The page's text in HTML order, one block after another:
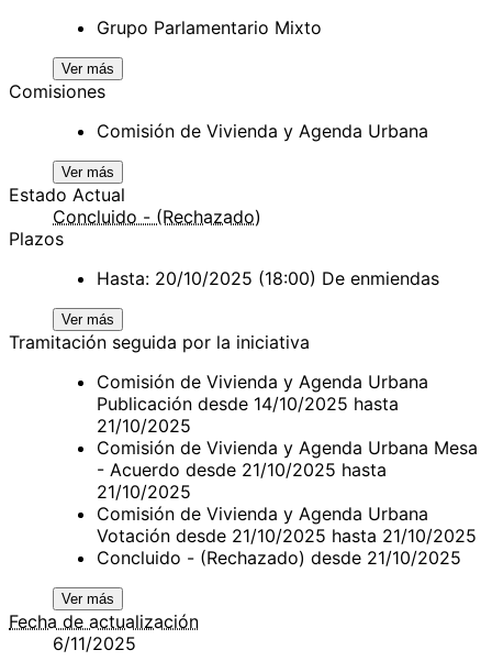
Grupo Parlamentario Mixto
Ver más
Comisiones
Comisión de Vivienda y Agenda Urbana
Ver más
Estado Actual
Concluido - (Rechazado)
Plazos
Hasta: 20/10/2025 (18:00) De enmiendas
Ver más
Tramitación seguida por la iniciativa
Comisión de Vivienda y Agenda Urbana
Publicación desde 14/10/2025 hasta
21/10/2025
Comisión de Vivienda y Agenda Urbana Mesa
- Acuerdo desde 21/10/2025 hasta
21/10/2025
Comisión de Vivienda y Agenda Urbana
Votación desde 21/10/2025 hasta 21/10/2025
Concluido - (Rechazado) desde 21/10/2025
Ver más
Fecha de actualización
6/11/2025